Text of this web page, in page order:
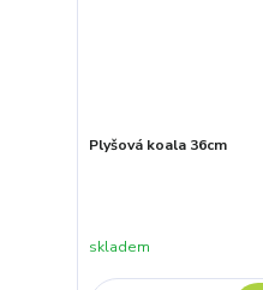
Plyšová koala 36cm
skladem